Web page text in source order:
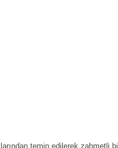
temin edilerek zahmetli